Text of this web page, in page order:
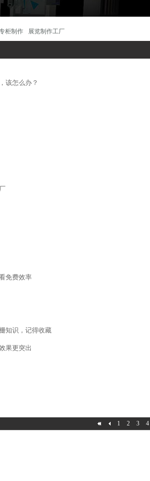
柜制作 展览制作工厂
怎么办？
免费效率
识，记得收藏
果更突出
1 2 3 4